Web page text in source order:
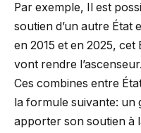
Par exemple, Il est
soutien d’un autre État
en 2015 et en 2025, cet
vont rendre l’ascenseur.
Ces combines entre
la formule suivante: un
apporter son soutien à